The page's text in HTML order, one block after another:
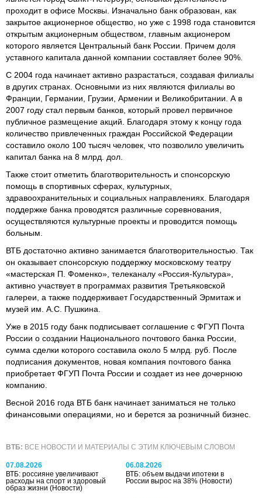
проходит в офисе Москвы. Изначально банк образован, как
закрытое акционерное общество, но уже с 1998 года становится
открытым акционерным обществом, главным акционером
которого является Центральный банк России. Причем доля
уставного капитала данной компании составляет более 90%.
С 2004 года начинает активно разрастаться, создавая филиалы
в других странах. Основными из них являются филиалы во
Франции, Германии, Грузии, Армении и Великобритании. А в
2007 году стал первым банков, который провел первичное
публичное размещение акций. Благодаря этому к концу года
количество привлеченных граждан Российской Федерации
составило около 100 тысяч человек, что позволило увеличить
капитал банка на 8 млрд. дол.
Также стоит отметить благотворительность и спонсорскую
помощь в спортивных сферах, культурных,
здравоохранительных и социальных направлениях. Благодаря
поддержке банка проводятся различные соревнования,
осуществляются культурные проекты и проводится помощь
больным.
ВТБ достаточно активно занимается благотворительностью. Так
он оказывает спонсорскую поддержку московскому театру
«мастерская П. Фоменко», телеканалу «Россия-Культура»,
активно участвует в программах развития Третьяковской
галереи, а также поддерживает Государственный Эрмитаж и
музей им. А.С. Пушкина.
Уже в 2015 году банк подписывает соглашение с ФГУП Почта
России о создании Национального почтового банка России,
сумма сделки которого составила около 5 млрд. руб. После
подписания документов, новая компания почтового банка
приобретает ФГУП Почта России и создает из нее дочернюю
компанию.
Весной 2016 года ВТБ банк начинает заниматься не только
финансовыми операциями, но и берется за розничный бизнес.
ВТБ: ВСЕ НОВОСТИ И МАТЕРИАЛЫ С ЭТИМ КЛЮЧЕВЫМ СЛОВОМ
07.08.2026
ВТБ: россияне увеличивают
расходы на спорт и здоровый
образ жизни (Новости)
06.08.2026
ВТБ: объем выдачи ипотеки в
России вырос на 38%(Новости)